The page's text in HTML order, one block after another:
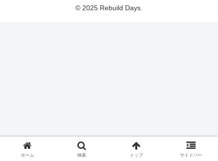
© 2025 Rebuild Days.
ホーム 検索 トップ サイドバー